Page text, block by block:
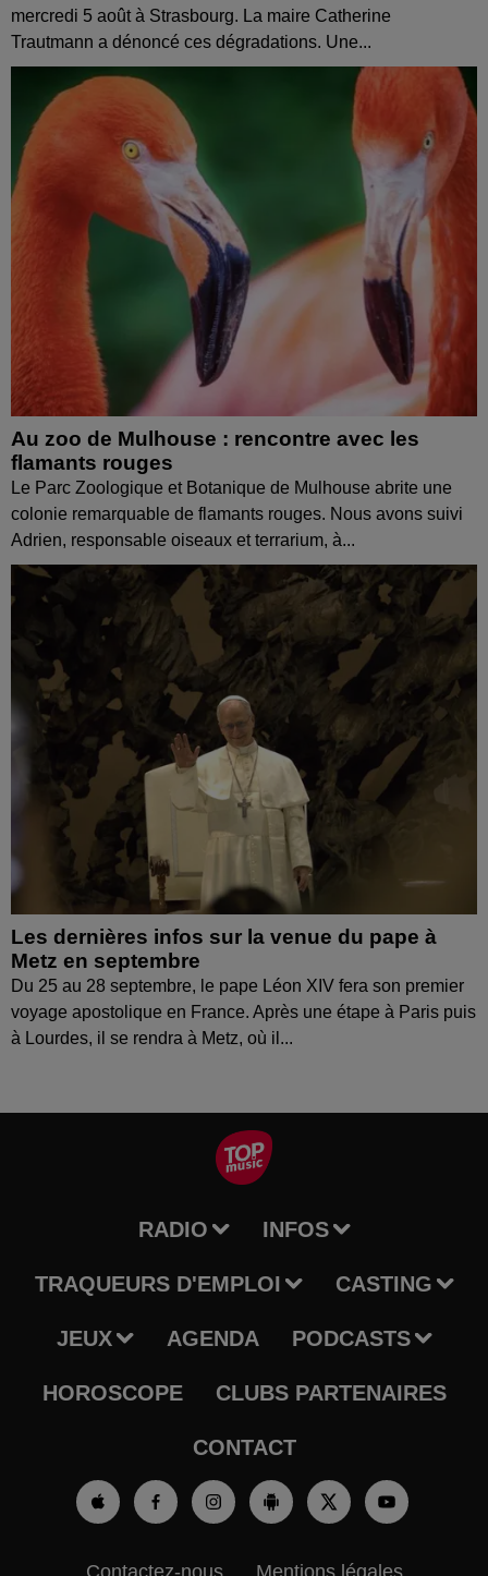
mercredi 5 août à Strasbourg. La maire Catherine
Trautmann a dénoncé ces dégradations. Une...
Au zoo de Mulhouse : rencontre avec les
flamants rouges
Le Parc Zoologique et Botanique de Mulhouse abrite une
colonie remarquable de flamants rouges. Nous avons suivi
Adrien, responsable oiseaux et terrarium, à...
Les dernières infos sur la venue du pape à
Metz en septembre
Du 25 au 28 septembre, le pape Léon XIV fera son premier
voyage apostolique en France. Après une étape à Paris puis
à Lourdes, il se rendra à Metz, où il...
RADIO INFOS
TRAQUEURS D'EMPLOI CASTING
JEUX AGENDA PODCASTS
HOROSCOPE CLUBS PARTENAIRES
CONTACT
Contactez-nous Mentions légales